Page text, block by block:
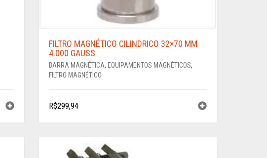
FILTRO MAGNÉTICO CILINDRICO 32×70 MM
4.000 GAUSS
BARRA MAGNÉTICA, EQUIPAMENTOS MAGNÉTICOS,
FILTRO MAGNÉTICO
R$299,94